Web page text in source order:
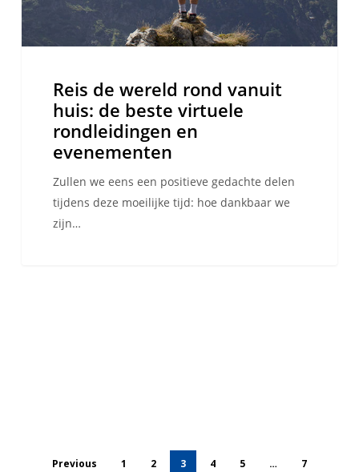
virtuele
rondleidingen
Reis de wereld rond vanuit
huis: de beste virtuele
rondleidingen en
evenementen
Zullen we eens een positieve gedachte delen
tijdens deze moeilijke tijd: hoe dankbaar we
zijn…
Previous 1 2 3 4 5 … 7